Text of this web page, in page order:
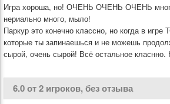
Игра хороша, но! ОЧЕНЬ ОЧЕНЬ ОЧЕНЬ
нериально много, мыло!
Паркур это конечно классно, но когда в
которые ты запинаешься и не можешь
сырой, очень сырой! Всё остальное
6.0 от 2 игроков, без отзыва